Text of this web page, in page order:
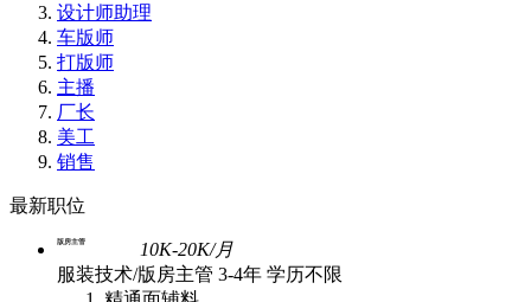
设计师助理
车版师
打版师
主播
厂长
美工
销售
最新职位
版房主管
10K-20K/月
服装技术/版房主管 3-4年 学历不限